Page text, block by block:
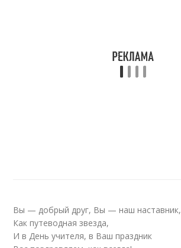
Вы — добрый друг, Вы — наш наставник,
Как путеводная звезда,
И в День учителя, в Ваш праздник